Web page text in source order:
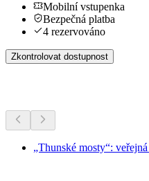
Mobilní vstupenka
Bezpečná platba
4 rezervováno
Zkontrolovat dostupnost
„Thunské mosty“: